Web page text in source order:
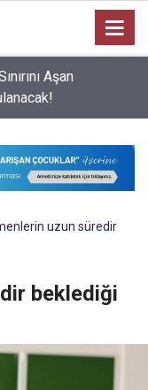
Aşan
uzun süredir
beklediği